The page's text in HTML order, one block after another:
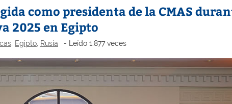
como presidenta de la CMAS
2025 en Egipto
, Egipto, Rusia - Leído 1.877 veces